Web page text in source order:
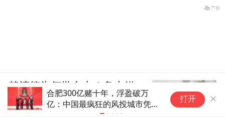
活力中国调研行｜安科生物筑强
创新底盘 合肥生物医药产业蓄
打开
赖清德为何批台中？岛内媒
体人：蔡英文让他压力大，